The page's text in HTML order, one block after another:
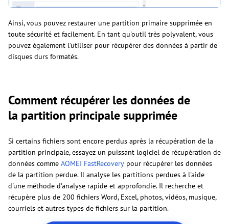
Ainsi, vous pouvez restaurer une partition primaire supprimée en
toute sécurité et facilement. En tant qu'outil très polyvalent, vous
pouvez également l'utiliser pour récupérer des données à partir de
disques durs formatés.
Comment récupérer les données de
la partition principale supprimée
Si certains fichiers sont encore perdus après la récupération de la
partition principale, essayez un puissant logiciel de récupération de
données comme AOMEI FastRecovery pour récupérer les données
de la partition perdue. Il analyse les partitions perdues à l'aide
d'une méthode d'analyse rapide et approfondie. Il recherche et
récupère plus de 200 fichiers Word, Excel, photos, vidéos, musique,
courriels et autres types de fichiers sur la partition.